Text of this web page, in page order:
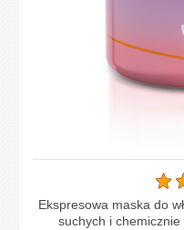
Ekspresowa maska do
suchych i chemicznie